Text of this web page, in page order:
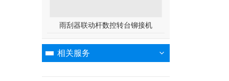
雨刮器联动杆数控转台铆接机
相关服务